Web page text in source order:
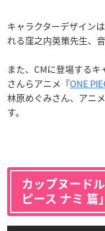
キャラクターデザイン
れる窪之内英策先生、
また、CMに登場する
さんらアニメ『ONE
林原めぐみさん、アニ
す。
カップヌード
ピース ナミ 篇」